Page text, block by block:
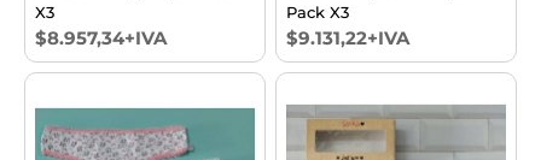
X3
$8.957,34+IVA
Pack X3
$9.131,22+IVA